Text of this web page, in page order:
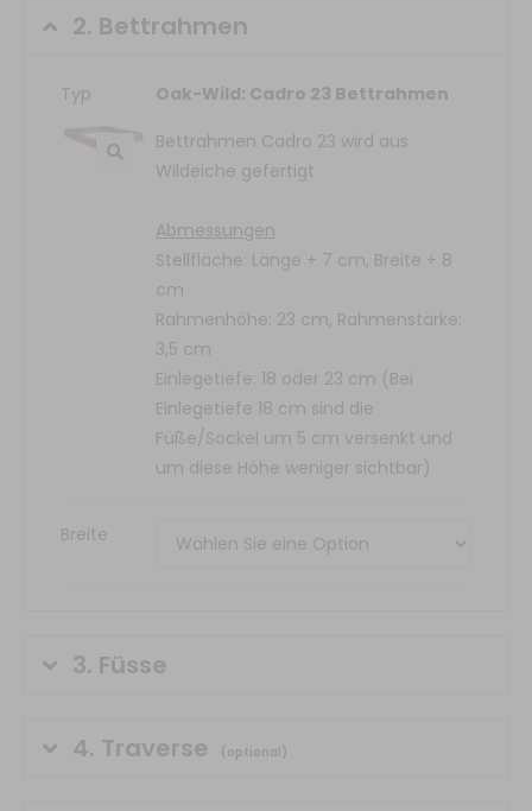
2. Bettrahmen
Typ
Oak-Wild: Cadro 23 Bettrahmen
Bettrahmen Cadro 23 wird aus
Wildeiche gefertigt
Abmessungen
Stellfläche: Länge + 7 cm, Breite + 8
cm
Rahmenhöhe: 23 cm, Rahmenstärke:
3,5 cm
Einlegetiefe: 18 oder 23 cm (Bei
Einlegetiefe 18 cm sind die
Füße/Sockel um 5 cm versenkt und
um diese Höhe weniger sichtbar)
Breite
3. Füsse
4. Traverse (optional)